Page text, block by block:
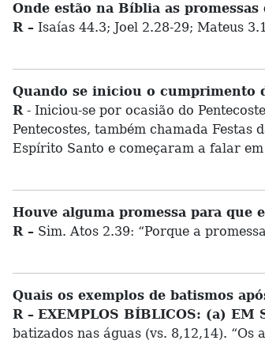
Onde estão na Bíblia as
R – Isaías 44.3; Joel 2.28-29; Mateus
Quando se iniciou o cumprimento
R- Iniciou-se por ocasião do
Pentecostes, também chamada Festas
Espírito Santo e começaram a falar
Houve alguma promessa para que
R – Sim. Atos 2.39: “Porque a
Quais os exemplos de batismos
R – EXEMPLOS BÍBLICOS: (a) EM
batizados nas águas (vs. 8,12,14).